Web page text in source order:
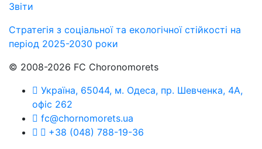
Звіти
Стратегія з соціальної та екологічної стійкості на
період 2025-2030 роки
© 2008-2026 FC Choronomorets
Україна, 65044, м. Одеса, пр. Шевченка, 4А,
офіс 262
fc@chornomorets.ua
+38 (048) 788-19-36